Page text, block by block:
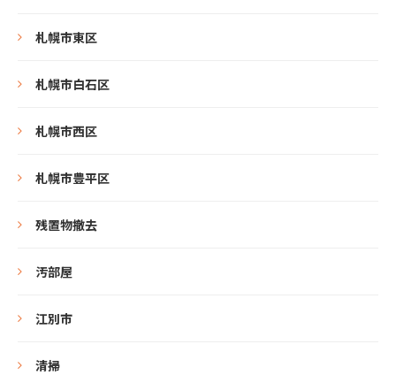
札幌市東区
札幌市白石区
札幌市西区
札幌市豊平区
残置物撤去
汚部屋
江別市
清掃